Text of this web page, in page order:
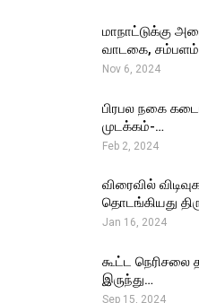
மாநாட்டுக்கு
வாடகை,
Nov 6, 2024
பிரபல நகை
முடக்கம்-…
Feb 2, 2024
விரைவில்
தொடங்கியது
Jan 16, 2024
கூட்ட நெரிசலை
இருந்து…
Sep 15, 2024